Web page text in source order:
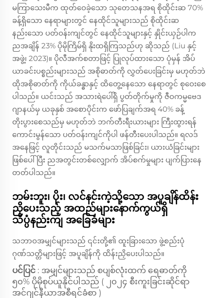
မကြာသေးမီက ထုတ်ဝေခဲ့သော သုတေသနအရ စိုထိုင်းဆ 70%
ခန့်ရှိသော နေရာများတွင် နေထိုင်သူများသည် စိုထိုင်းဆ
နည်းသော ပတ်ဝန်းကျင်တွင် နေထိုင်သူများနှင့် နှိုင်းယှဉ်ပါက
ညအချိန် 23% ပိုမိုကြိမ်ရှိ နိုးထရှိကြသည်ဟု ဆိုသည် (Liu နှင့်
အဖွဲ့၊ 2023)။ ပိုလီအက်စတာဖြင့် ပြုလုပ်ထားသော ပုံမှန် အိပ်
ယာခင်းပစ္စည်းများသည် အစိုဓာတ်ကို လွှတ်ပေးခြင်းမှ မဟုတ်ဘဲ
ထိုအစိုဓာတ်ကို ကိုယ်ခန္ဓာနှင့် ထိတွေ့နေသော နေရာတွင် စုဝေးစေ
ပါသည်။ ယင်းသည် အသားရဲပေါ်ရှိ ပွတ်တိုက်မှုကို ဇီဝကမ္မဗေဒ
ဂျာနယ်မှ ယခုနှစ် အစောပိုင်းက ဖော်ပြချက်အရ 40% ခန့်
တိုးပွားစေသည်မှ မဟုတ်ဘဲ ဘက်တီးရီးယားများ ကြီးထွားရန်
ကောင်းမွန်သော ပတ်ဝန်းကျင်ကိုပါ ဖန်တီးပေးပါသည်။ ရလဒ်
အနေဖြင့် လူတိုင်းသည် မသက်မသာဖြစ်ခြင်း၊ ယားယံခြင်းများ
ဖြစ်ပေါ်ပြီး ညအတွင်းတစ်လျှောက် အိပ်စက်မှုများ ပျက်ပြားနေ
တတ်ပါသည်။
ဘမ်းဘူး၊ ပိုး၊ လင်နင်းကဲ့သို့သော အပူချိန်ထိန်း
ညှိပေးသည့် အထည်များနောက်ကွယ်ရှိ
သိပ္ပံနည်းကျ အခြေခံများ
သဘာဝအမျှင်များသည် ၎င်းတို့၏ ထူးခြားသော ဖွဲ့စည်းပုံ
ဂုဏ်သတ္တိများဖြင့် အပူချိန်ကို ထိန်းညှိပေးပါသည်။
ပင်ပြင် : အမျှင်များသည် စပျစ်လုံးထက် ရေဓာတ်ကို
၅၀% ပိုမိုစုပ်ယူနိုင်ပါသည် (
၂၀၂၄ စီးကူးခြင်းဆိုင်ရာ
အင်ဂျင်နီယာအစီရင်ခံစာ )